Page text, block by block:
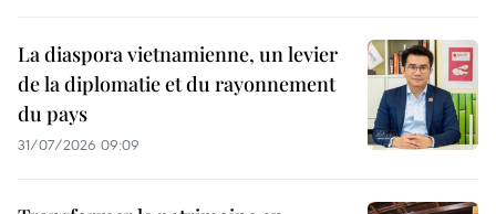
La diaspora vietnamienne, un levier
de la diplomatie et du rayonnement
du pays
31/07/2026 09:09